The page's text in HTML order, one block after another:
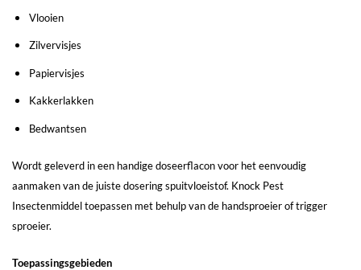
Vlooien
Zilvervisjes
Papiervisjes
Kakkerlakken
Bedwantsen
Wordt geleverd in een handige doseerflacon voor het eenvoudig
aanmaken van de juiste dosering spuitvloeistof. Knock Pest
Insectenmiddel toepassen met behulp van de handsproeier of trigger
sproeier.
Toepassingsgebieden